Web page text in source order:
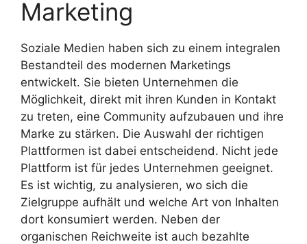
Marketing
Soziale Medien haben sich zu einem integralen
Bestandteil des modernen Marketings
entwickelt. Sie bieten Unternehmen die
Möglichkeit, direkt mit ihren Kunden in Kontakt
zu treten, eine Community aufzubauen und ihre
Marke zu stärken. Die Auswahl der richtigen
Plattformen ist dabei entscheidend. Nicht jede
Plattform ist für jedes Unternehmen geeignet.
Es ist wichtig, zu analysieren, wo sich die
Zielgruppe aufhält und welche Art von Inhalten
dort konsumiert werden. Neben der
organischen Reichweite ist auch bezahlte